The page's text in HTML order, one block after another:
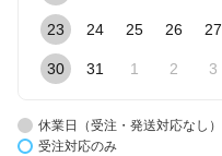
23 24 25 26 27
30 31 1 2 3
休業日（受注・発送対応なし）
受注対応のみ